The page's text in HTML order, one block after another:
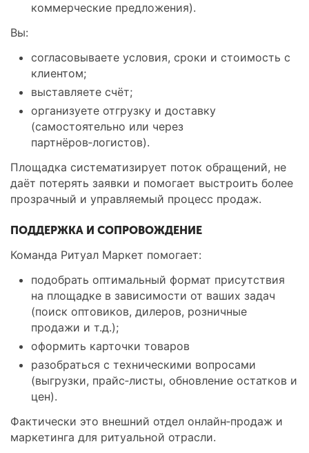
коммерческие предложения).
Вы:
согласовываете условия, сроки и стоимость с
клиентом;
выставляете счёт;
организуете отгрузку и доставку
(самостоятельно или через
партнёров‑логистов).
Площадка систематизирует поток обращений, не
даёт потерять заявки и помогает выстроить более
прозрачный и управляемый процесс продаж.
ПОДДЕРЖКА И СОПРОВОЖДЕНИЕ
Команда Ритуал Маркет помогает:
подобрать оптимальный формат присутствия
на площадке в зависимости от ваших задач
(поиск оптовиков, дилеров, розничные
продажи и т.д.);
оформить карточки товаров
разобраться с техническими вопросами
(выгрузки, прайс‑листы, обновление остатков и
цен).
Фактически это внешний отдел онлайн‑продаж и
маркетинга для ритуальной отрасли.